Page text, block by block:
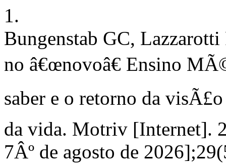
1.
Bungenstab GC,
no â€œnovoâ€ Ensino
saber e o retorno da
da vida. Motriv [Internet].
7Âº de agosto de